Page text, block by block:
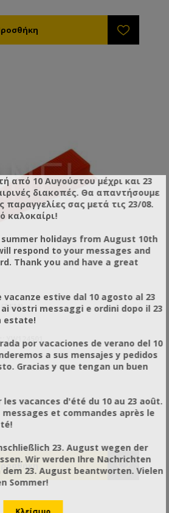
YW124501
από 10 Αυγούστου μέχρι και 23
διακοπές. Θα απαντήσουμε
παραγγελίες σας μετά τις 23/08.
καλοκαίρι!
holidays from August 10th
respond to your messages and
Thank you and have a great
vacanze estive dal 10 agosto al 23
vostri messaggi e ordini dopo il 23
estate!
por vacaciones de verano del 10
a sus mensajes y pedidos
Gracias y que tengan un buen
vacances d'été du 10 au 23 août.
messages et commandes après le
23. August wegen der
Wir werden Ihre Nachrichten
23. August beantworten. Vielen
Sommer!